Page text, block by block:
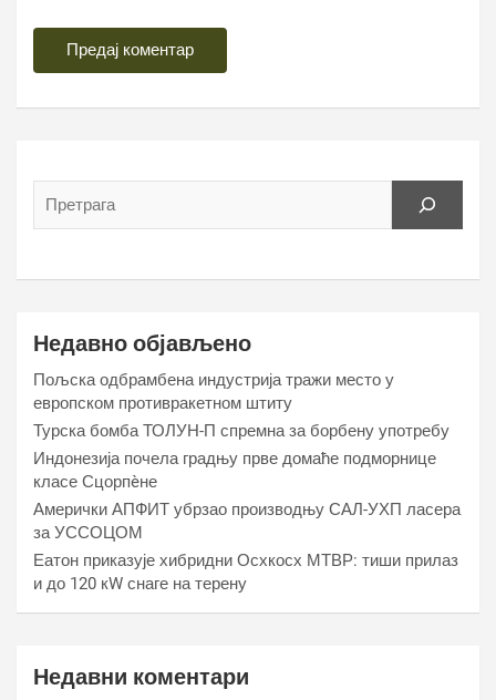
Недавно објављено
Пољска одбрамбена индустрија тражи место у
европском противракетном штиту
Турска бомба ТОЛУН-П спремна за борбену употребу
Индонезија почела градњу прве домаће подморнице
класе Сцорпèне
Амерички АПФИТ убрзао производњу САЛ-УХП ласера
за УССОЦОМ
Еатон приказује хибридни Осхкосх МТВР: тиши прилаз
и до 120 кW снаге на терену
Недавни коментари